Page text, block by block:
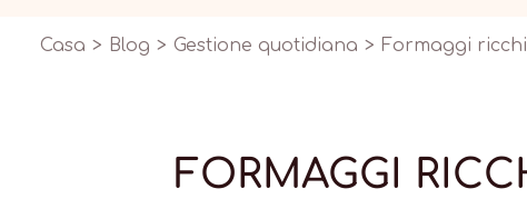
Casa Blog Gestione quotidiana Formaggi
FORMAGGI